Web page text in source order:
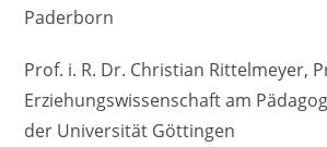
Paderborn
Prof. i. R. Dr. Christian Rittelmeyer,
Erziehungswissenschaft am
der Universität Göttingen